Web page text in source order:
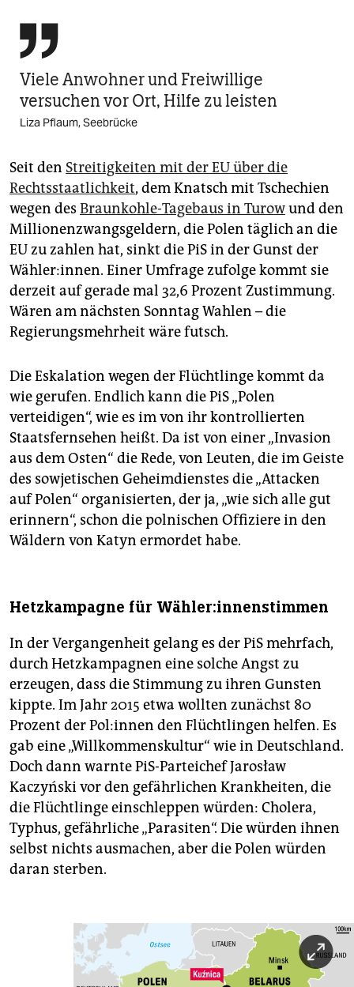

Viele An­woh­ne­r und Freiwillige
versuchen vor Ort, Hilfe zu leisten
Liza Pflaum, Seebrücke
Seit den Streitigkeiten mit der EU über die
Rechtsstaatlichkeit, dem Knatsch mit Tschechien
wegen des Braunkohle-Tagebaus in Turowund den
Millionenzwangsgeldern, die Polen täglich an die
EU zu zahlen hat, sinkt die PiS in der Gunst der
Wähler:innen. Einer Umfrage zufolge kommt sie
derzeit auf gerade mal 32,6 Prozent Zustimmung.
Wären am nächsten Sonntag Wahlen – die
Regierungsmehrheit wäre futsch.
Die Eskalation wegen der Flüchtlinge kommt da
wie gerufen. Endlich kann die PiS „Polen
verteidigen“, wie es im von ihr kontrollierten
Staatsfernsehen heißt. Da ist von einer „Invasion
aus dem Osten“ die Rede, von Leuten, die im Geiste
des sowjetischen Geheimdienstes die „Attacken
auf Polen“ organisierten, der ja, „wie sich alle gut
erinnern“, schon die polnischen Offiziere in den
Wäldern von Katyn ermordet habe.
Hetzkampagne für Wäh­le­r:in­nen­stim­men
In der Vergangenheit gelang es der PiS mehrfach,
durch Hetzkampagnen eine solche Angst zu
erzeugen, dass die Stimmung zu ihren Gunsten
kippte. Im Jahr 2015 etwa wollten zunächst 80
Prozent der Po­l:in­nen den Flüchtlingen helfen. Es
gab eine „Willkommenskultur“ wie in Deutschland.
Doch dann warnte PiS-Parteichef Jarosław
Kaczyński vor den gefährlichen Krankheiten, die
die Flüchtlinge einschleppen würden: Cholera,
Typhus, gefährliche „Parasiten“. Die würden ihnen
selbst nichts ausmachen, aber die Polen würden
daran sterben.